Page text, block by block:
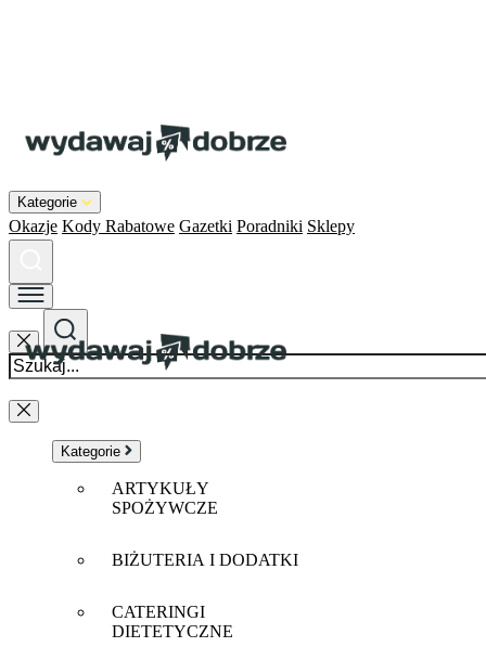
Kategorie
Okazje Kody Rabatowe Gazetki Poradniki Sklepy
Kategorie
ARTYKUŁY
SPOŻYWCZE
BIŻUTERIA I DODATKI
CATERINGI
DIETETYCZNE